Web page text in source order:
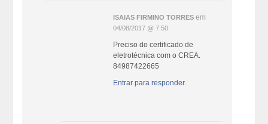
ISAIAS FIRMINO TORRES em
04/08/2017 @ 7:50
Preciso do certificado de
eletrotécnica com o CREA.
84987422665
Entrar para responder.